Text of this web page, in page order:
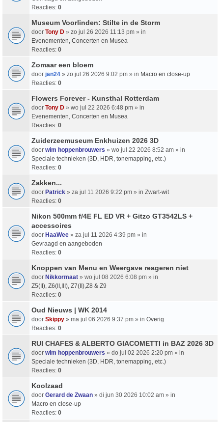
Reacties: 0
Museum Voorlinden: Stilte in de Storm
door Tony D » zo jul 26 2026 11:13 pm » in
Evenementen, Concerten en Musea
Reacties: 0
Zomaar een bloem
door jan24 » zo jul 26 2026 9:02 pm » in Macro en close-up
Reacties: 0
Flowers Forever - Kunsthal Rotterdam
door Tony D » wo jul 22 2026 6:48 pm » in
Evenementen, Concerten en Musea
Reacties: 0
Zuiderzeemuseum Enkhuizen 2026 3D
door wim hoppenbrouwers » wo jul 22 2026 8:52 am » in
Speciale technieken (3D, HDR, tonemapping, etc.)
Reacties: 0
Zakken...
door Patrick » za jul 11 2026 9:22 pm » in Zwart-wit
Reacties: 0
Nikon 500mm f/4E FL ED VR + Gitzo GT3542LS +
accessoires
door HaaWee » za jul 11 2026 4:39 pm » in
Gevraagd en aangeboden
Reacties: 0
Knoppen van Menu en Weergave reageren niet
door Nikkormaat » wo jul 08 2026 6:08 pm » in
Z5(II), Z6(II,III), Z7(II),Z8 & Z9
Reacties: 0
Oud Nieuws | WK 2014
door Skippy » ma jul 06 2026 9:37 pm » in Overig
Reacties: 0
RUI CHAFES & ALBERTO GIACOMETTI in BAZ 2026 3D
door wim hoppenbrouwers » do jul 02 2026 2:20 pm » in
Speciale technieken (3D, HDR, tonemapping, etc.)
Reacties: 0
Koolzaad
door Gerard de Zwaan » di jun 30 2026 10:02 am » in
Macro en close-up
Reacties: 0